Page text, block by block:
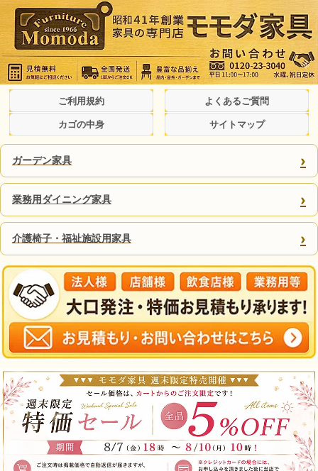
ご利用規約 よくあるご質問
カゴの中身 サイトマップ
ガーデン家具 ›
業務用ダイニング家具 ›
介護椅子・福祉施設用家具 ›